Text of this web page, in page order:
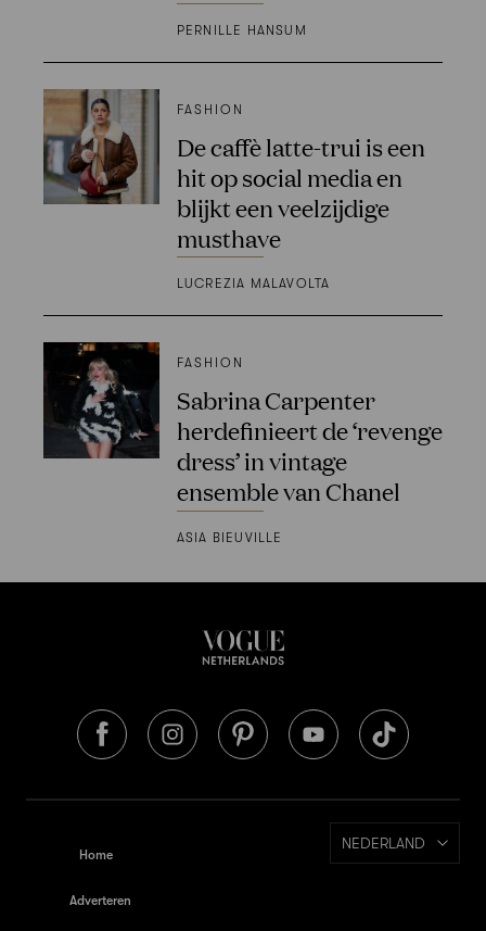
PERNILLE HANSUM
FASHION
De caffè latte-trui is een
hit op social media en
blijkt een veelzijdige
musthave
LUCREZIA MALAVOLTA
FASHION
Sabrina Carpenter
herdefinieert de ‘revenge
dress’ in vintage
ensemble van Chanel
ASIA BIEUVILLE
Home
Adverteren
NEDERLAND